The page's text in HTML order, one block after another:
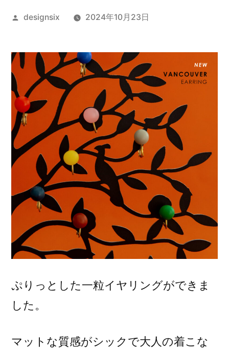
投
designsix 2024年10月23日
ぷりっとした一粒イヤリングができま
した。
マットな質感がシックで大人の着こな